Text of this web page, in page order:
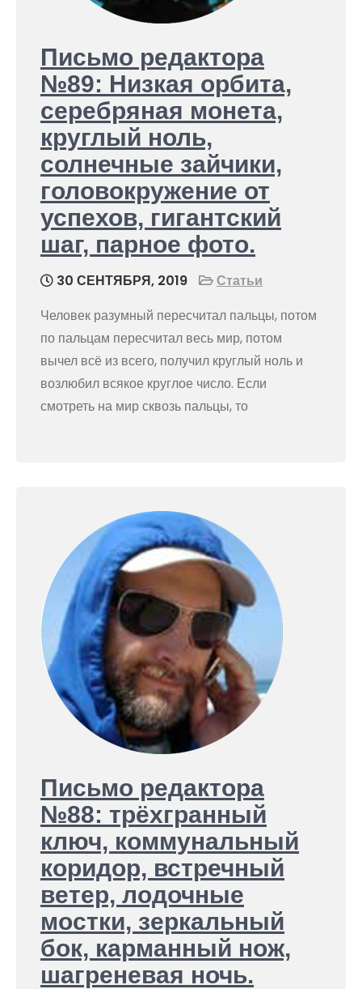
Письмо редактора
№89: Низкая орбита,
серебряная монета,
круглый ноль,
солнечные зайчики,
головокружение от
успехов, гигантский
шаг, парное фото.
30 СЕНТЯБРЯ, 2019
Статьи
Человек разумный пересчитал пальцы, потом
по пальцам пересчитал весь мир, потом
вычел всё из всего, получил круглый ноль и
возлюбил всякое круглое число. Если
смотреть на мир сквозь пальцы, то
Письмо редактора
№88: трёхгранный
ключ, коммунальный
коридор, встречный
ветер, лодочные
мостки, зеркальный
бок, карманный нож,
шагреневая ночь.